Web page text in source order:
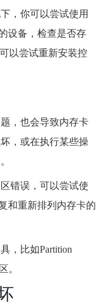
，你可以尝试使用
设备，检查是否存
以尝试重新安装控
，也会导致内存卡
，或在执行某些操
错误，可以尝试使
和重新排列内存卡的
，比如Partition
。